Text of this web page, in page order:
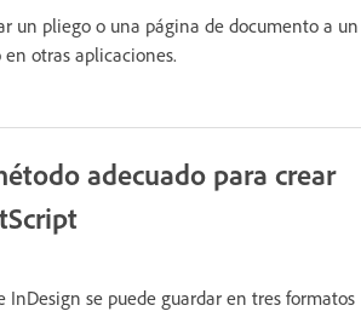
un pliego o una página de documento a un
otras aplicaciones.
adecuado para crear
InDesign se puede guardar en tres formatos